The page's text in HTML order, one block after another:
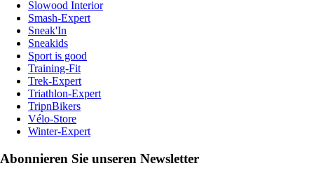
Slowood Interior
Smash-Expert
Sneak'In
Sneakids
Sport is good
Training-Fit
Trek-Expert
Triathlon-Expert
TripnBikers
Vélo-Store
Winter-Expert
Abonnieren Sie unseren Newsletter